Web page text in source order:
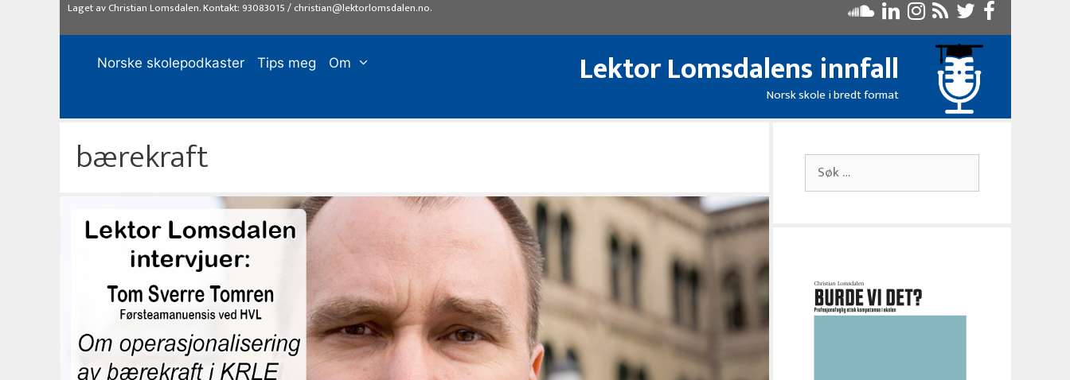
Laget avChristian Lomsdalen. Kontakt: 93083015/christian@lektorlomsdalen.no.
Lektor Lomsdalens innfall
Norsk skole i bredt format
Norske skolepodkaster Tips meg Om
bærekraft
Søk
etter: